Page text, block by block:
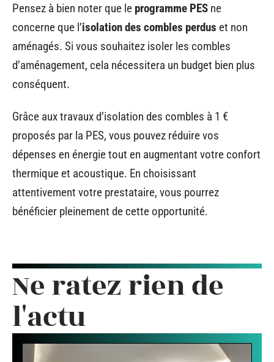
Pensez à bien noter que le programme PES ne
concerne que l’isolation des combles perdus et non
aménagés. Si vous souhaitez isoler les combles
d’aménagement, cela nécessitera un budget bien plus
conséquent.
Grâce aux travaux d’isolation des combles à 1 €
proposés par la PES, vous pouvez réduire vos
dépenses en énergie tout en augmentant votre confort
thermique et acoustique. En choisissant
attentivement votre prestataire, vous pourrez
bénéficier pleinement de cette opportunité.
Ne ratez rien de
l'actu